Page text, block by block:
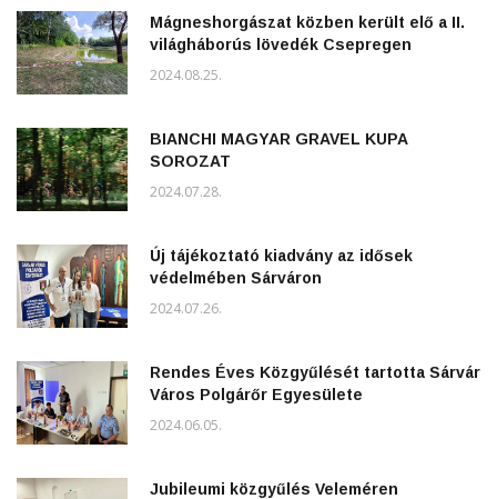
Mágneshorgászat közben került elő a II.
világháborús lövedék Csepregen
2024.08.25.
BIANCHI MAGYAR GRAVEL KUPA
SOROZAT
2024.07.28.
Új tájékoztató kiadvány az idősek
védelmében Sárváron
2024.07.26.
Rendes Éves Közgyűlését tartotta Sárvár
Város Polgárőr Egyesülete
2024.06.05.
Jubileumi közgyűlés Veleméren